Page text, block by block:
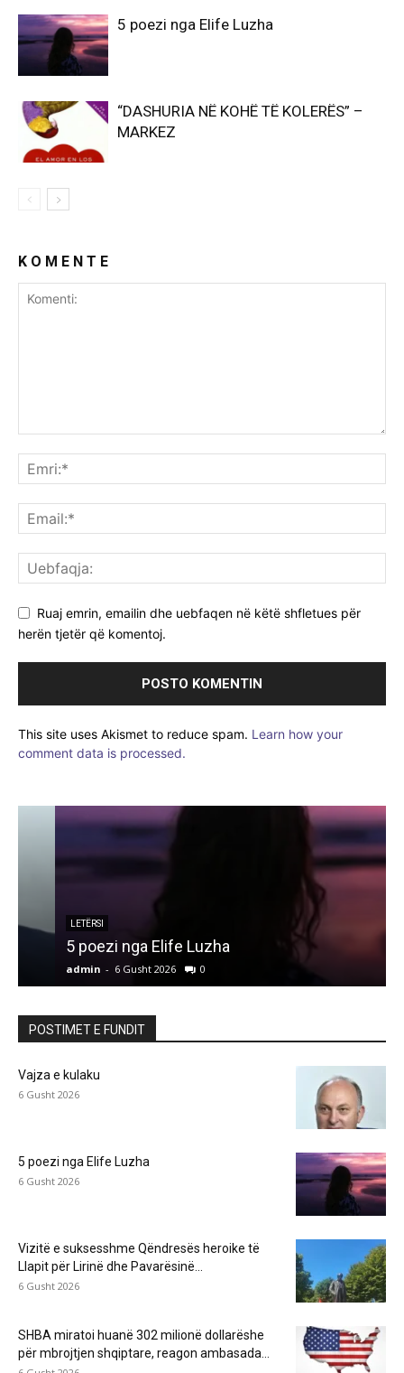
5 poezi nga Elife Luzha
“DASHURIA NË KOHË TË KOLERËS” –
MARKEZ
K O M E N T E
Ruaj emrin, emailin dhe uebfaqen në këtë shfletues për
herën tjetër që komentoj.
This site uses Akismet to reduce spam. Learn how your
comment data is processed.
5 poezi nga Elife Luzha
- 6 Gusht 2026 0
POSTIMET E FUNDIT
Vajza e kulaku
6 Gusht 2026
5 poezi nga Elife Luzha
6 Gusht 2026
Vizitë e suksesshme Qëndresës heroike të
Llapit për Lirinë dhe Pavarësinë...
6 Gusht 2026
SHBA miratoi huanë 302 milionë dollarëshe
për mbrojtjen shqiptare, reagon ambasada...